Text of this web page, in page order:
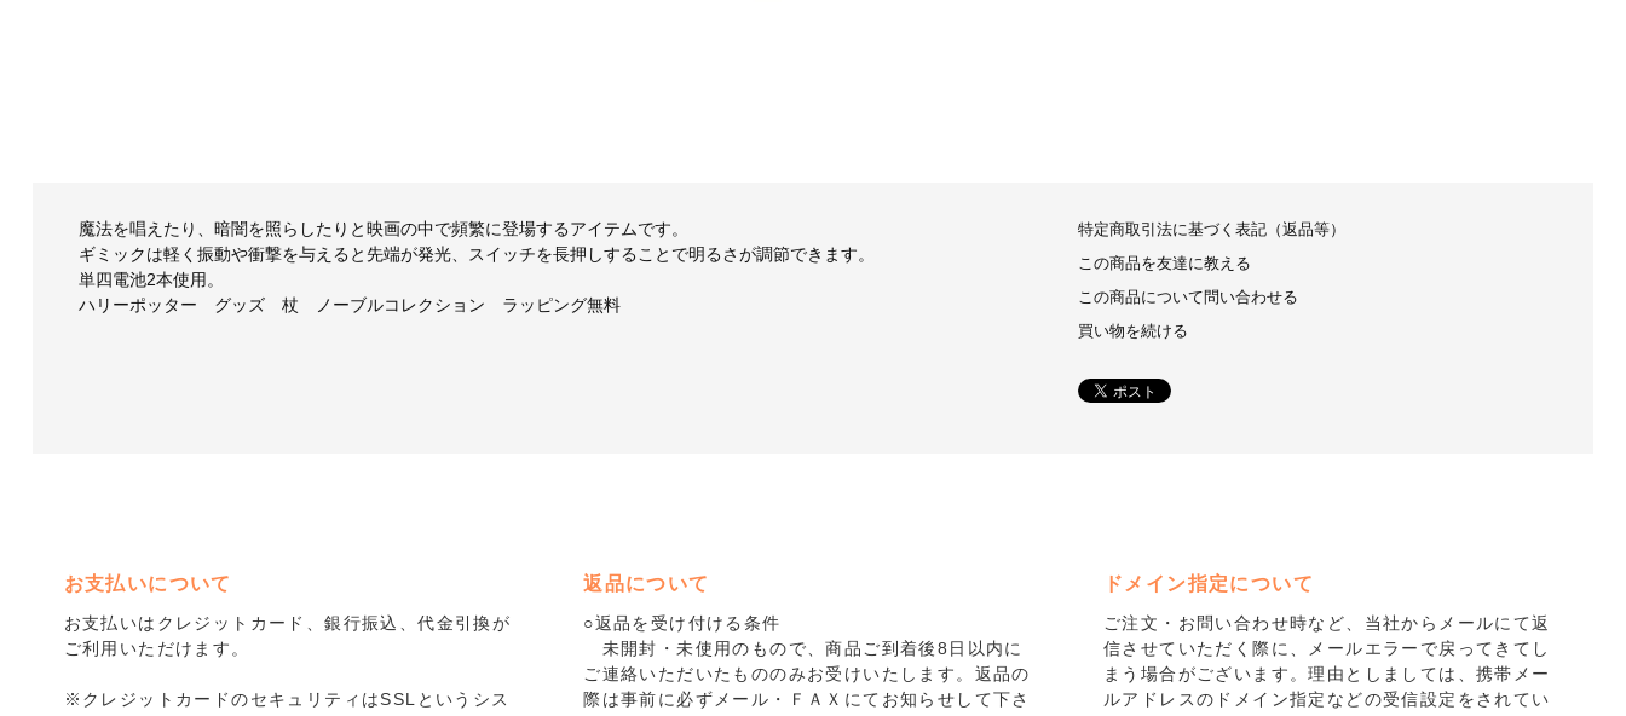
魔法を唱えたり、暗闇を照らしたりと映画の中で頻繁に登場するアイテムです。
ギミックは軽く振動や衝撃を与えると先端が発光、スイッチを長押しすることで明るさが調節できます。
単四電池2本使用。
ハリーポッター グッズ 杖 ノーブルコレクション ラッピング無料
特定商取引法に基づく表記（返品等）
この商品を友達に教える
この商品について問い合わせる
買い物を続ける
お支払いについて
お支払いはクレジットカード、銀行振込、代金引換が
ご利用いただけます。
※クレジットカードのセキュリティはSSLというシス
返品について
○返品を受け付ける条件
未開封・未使用のもので、商品ご到着後8日以内に
ご連絡いただいたもののみお受けいたします。返品の
際は事前に必ずメール・ＦＡＸにてお知らせして下さ
ドメイン指定について
ご注文・お問い合わせ時など、当社からメールにて返
信させていただく際に、メールエラーで戻ってきてし
まう場合がございます。理由としましては、携帯メー
ルアドレスのドメイン指定などの受信設定をされてい